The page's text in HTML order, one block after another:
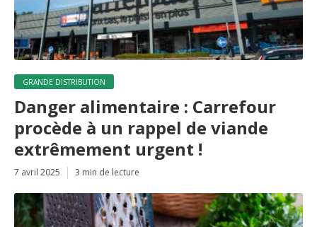
GRANDE DISTRIBUTION
Danger alimentaire : Carrefour
procède à un rappel de viande
extrêmement urgent !
7 avril 2025 3 min de lecture